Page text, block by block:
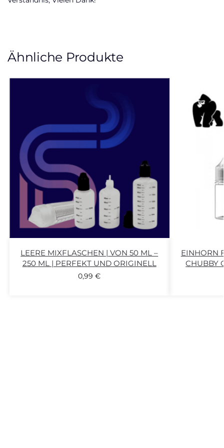
Ähnliche Produkte
LEERE MIXFLASCHEN | VON 50 ML –
250 ML | PERFEKT UND ORIGINELL
0,99€
EINHORN
CHUBBY